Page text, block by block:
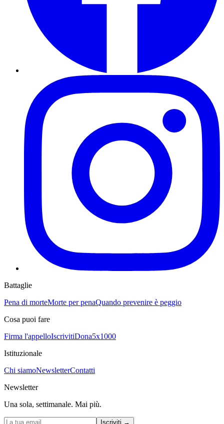
Battaglie
Pena di morteMorte per penaQuando prevenire è peggio
Cosa puoi fare
Firma l'appelloIscrivitiDona5x1000
Istituzionale
Chi siamoNewsletterContatti
Newsletter
Una sola, settimanale. Mai più.
Iscriviti →